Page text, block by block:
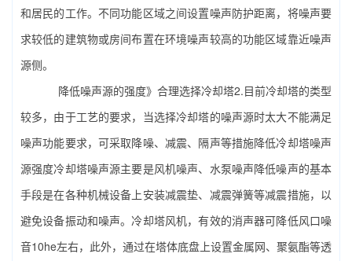
和居民的工作。不同功能区域之间设置噪声防护距离，将噪声要
求较低的建筑物或房间布置在环境噪声较高的功能区域靠近噪声
源侧。
降低噪声源的强度》合理选择冷却塔2.目前冷却塔的类型
较多，由于工艺的要求，当选择冷却塔的噪声源时太大不能满足
噪声功能要求，可采取降噪、减震、隔声等措施降低冷却塔噪声
源强度冷却塔噪声源主要是风机噪声、水泵噪声降低噪声的基本
手段是在各种机械设备上安装减震垫、减震弹簧等减震措施，以
避免设备振动和噪声。 冷却塔风机，有效的消声器可降低风口噪
音10he左右，此外，通过在塔体底盘上设置金属网、聚氨酯等透